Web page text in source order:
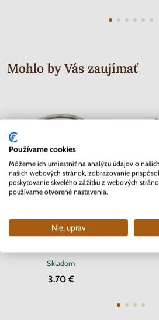
Mohlo by Vás zaujímať
2 EURO Slovensko 2012 - 10.
Skladom
3.70 €
2
Používame cookies
Môžeme ich umiestniť na analýzu údajov o
našich webových stránok, zobrazovanie
poskytovanie skvelého zážitku z webových
používame otvorené nastavenia.
Nie, uprav